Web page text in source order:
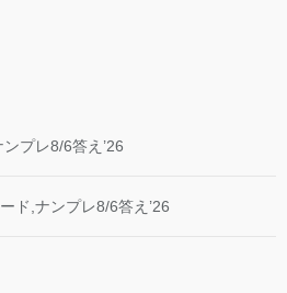
プレ8/6答え’26
ド,ナンプレ8/6答え’26